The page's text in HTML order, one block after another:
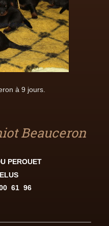
à 9 jours.
Beauceron
PEROUET
61 96